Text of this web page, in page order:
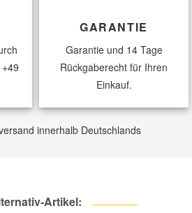
+49
GARANTIE
Garantie und 14 Tage
Rückgaberecht für Ihren
Einkauf.
innerhalb Deutschlands
Artikel: